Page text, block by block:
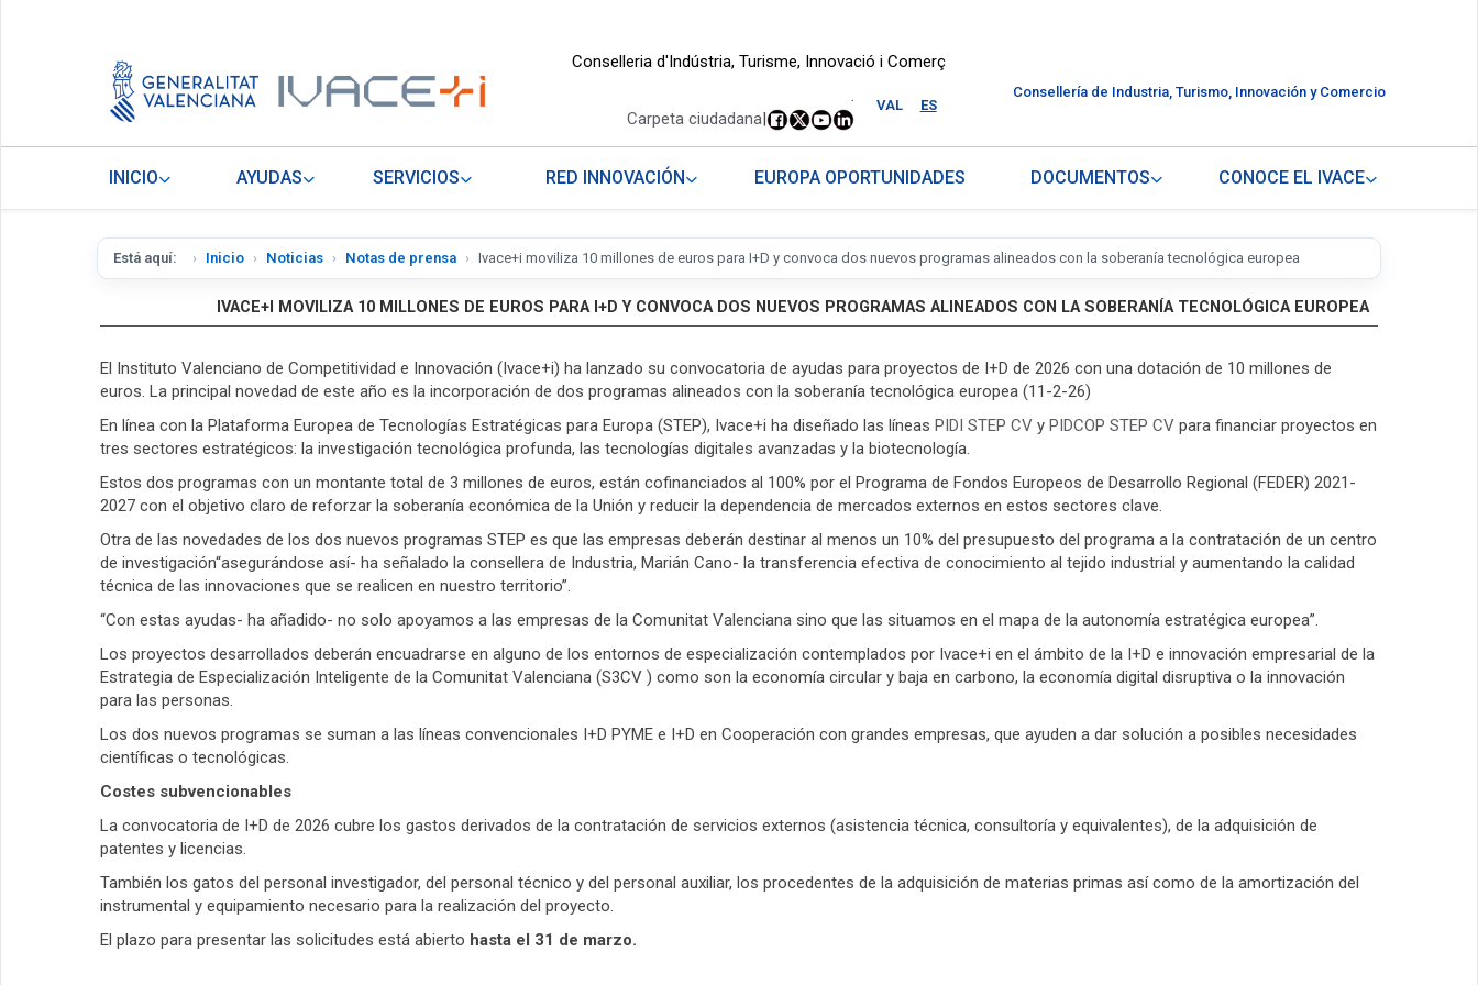
Conselleria d'Indústria, Turisme, Innovació i Comerç
VAL ES
.
Carpeta ciudadana|
Consellería de Industria, Turismo, Innovación y Comercio
INICIO AYUDAS SERVICIOS RED INNOVACIÓN EUROPA OPORTUNIDADES DOCUMENTOS CONOCE EL IVACE
Está aquí: Inicio Noticias Notas de prensa Ivace+i moviliza 10 millones de euros para I+D y convoca dos nuevos programas alineados con la soberanía tecnológica europea
IVACE+I MOVILIZA 10 MILLONES DE EUROS PARA I+D Y CONVOCA DOS NUEVOS PROGRAMAS ALINEADOS CON LA SOBERANÍA TECNOLÓGICA EUROPEA
El Instituto Valenciano de Competitividad e Innovación (Ivace+i) ha lanzado su convocatoria de ayudas para proyectos de I+D de 2026 con una dotación de 10 millones de
euros. La principal novedad de este año es la incorporación de dos programas alineados con la soberanía tecnológica europea (11-2-26)
En línea con la Plataforma Europea de Tecnologías Estratégicas para Europa (STEP), Ivace+i ha diseñado las líneas PIDI STEP CV y PIDCOP STEP CV para financiar proyectos en
tres sectores estratégicos: la investigación tecnológica profunda, las tecnologías digitales avanzadas y la biotecnología.
Estos dos programas con un montante total de 3 millones de euros, están cofinanciados al 100% por el Programa de Fondos Europeos de Desarrollo Regional (FEDER) 2021-
2027 con el objetivo claro de reforzar la soberanía económica de la Unión y reducir la dependencia de mercados externos en estos sectores clave.
Otra de las novedades de los dos nuevos programas STEP es que las empresas deberán destinar al menos un 10% del presupuesto del programa a la contratación de un centro
de investigación“asegurándose así- ha señalado la consellera de Industria, Marián Cano- la transferencia efectiva de conocimiento al tejido industrial y aumentando la calidad
técnica de las innovaciones que se realicen en nuestro territorio”.
“Con estas ayudas- ha añadido- no solo apoyamos a las empresas de la Comunitat Valenciana sino que las situamos en el mapa de la autonomía estratégica europea”.
Los proyectos desarrollados deberán encuadrarse en alguno de los entornos de especialización contemplados por Ivace+i en el ámbito de la I+D e innovación empresarial de la
Estrategia de Especialización Inteligente de la Comunitat Valenciana (S3CV ) como son la economía circular y baja en carbono, la economía digital disruptiva o la innovación
para las personas.
Los dos nuevos programas se suman a las líneas convencionales I+D PYME e I+D en Cooperación con grandes empresas, que ayuden a dar solución a posibles necesidades
científicas o tecnológicas.
Costes subvencionables
La convocatoria de I+D de 2026 cubre los gastos derivados de la contratación de servicios externos (asistencia técnica, consultoría y equivalentes), de la adquisición de
patentes y licencias.
También los gatos del personal investigador, del personal técnico y del personal auxiliar, los procedentes de la adquisición de materias primas así como de la amortización del
instrumental y equipamiento necesario para la realización del proyecto.
El plazo para presentar las solicitudes está abierto hasta el 31 de marzo.